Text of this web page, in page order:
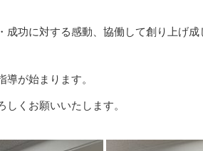
成功に対する感動、協働して創り上げ
導が始まります。
しくお願いいたします。